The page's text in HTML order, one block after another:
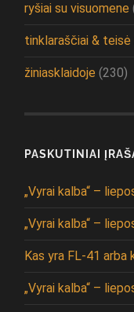
ryšiai su visuomene
tinklaraščiai & teisė
žiniasklaidoje (230)
PASKUTINIAI
„Vyrai kalba“ –
„Vyrai kalba“ –
Kas yra FL-41 arba
„Vyrai kalba“ –